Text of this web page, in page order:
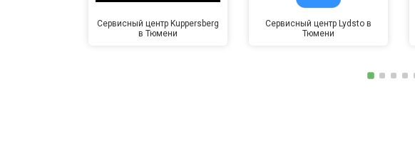
Сервисный центр Kuppersberg
в Тюмени
Сервисный центр Lydsto в
Тюмени